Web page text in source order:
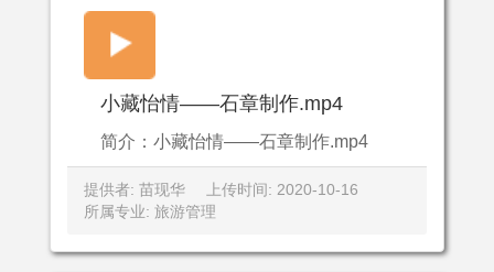
小藏怡情——石章制作.mp4
简介：小藏怡情——石章制作.mp4
提供者: 苗现华
上传时间: 2020-10-16
所属专业: 旅游管理